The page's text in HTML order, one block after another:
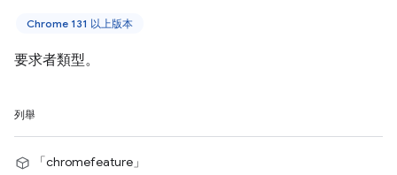
Chrome 131 以上版本
要求者類型。
列舉
「chromefeature」